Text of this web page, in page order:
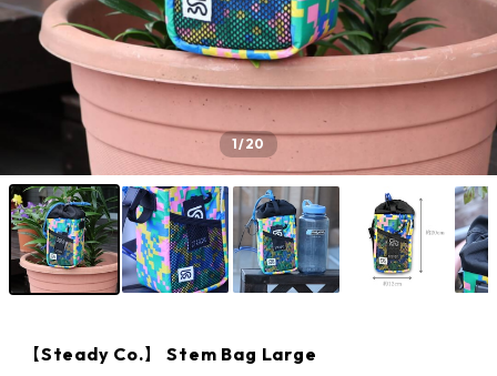
1/20
【Steady Co.】 Stem Bag Large